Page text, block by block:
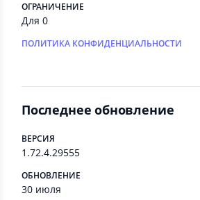
ОГРАНИЧЕНИЕ
Для 0
ПОЛИТИКА КОНФИДЕНЦИАЛЬНОСТИ
Последнее обновление
ВЕРСИЯ
1.72.4.29555
ОБНОВЛЕНИЕ
30 июля